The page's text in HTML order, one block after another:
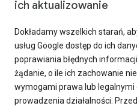
ich aktualizowanie
Dokładamy wszelkich starań,
usług Google dostęp do ich
poprawiania błędnych
żądanie, o ile ich zachowanie
wymogami prawa lub
prowadzenia działalności.